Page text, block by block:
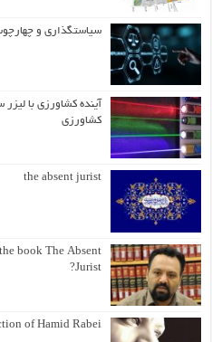
سیاستگذاری و
آینده کشاورزی با
کشاورزی
the absent jurist
book The Absent
Jurist?
of Hamid Rabei